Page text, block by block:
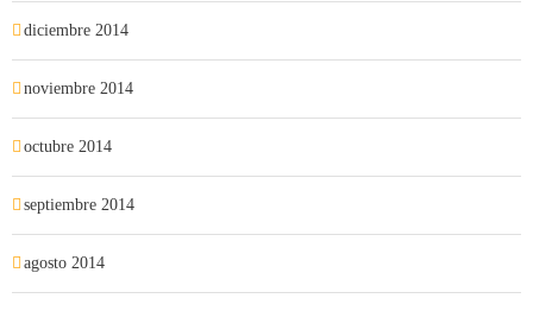
diciembre 2014
noviembre 2014
octubre 2014
septiembre 2014
agosto 2014